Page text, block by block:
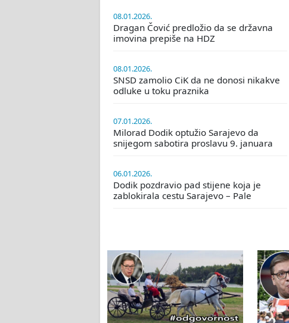
08.01.2026.
Dragan Čović predložio da se državna
imovina prepiše na HDZ
08.01.2026.
SNSD zamolio CiK da ne donosi nikakve
odluke u toku praznika
07.01.2026.
Milorad Dodik optužio Sarajevo da
snijegom sabotira proslavu 9. januara
06.01.2026.
Dodik pozdravio pad stijene koja je
zablokirala cestu Sarajevo – Pale